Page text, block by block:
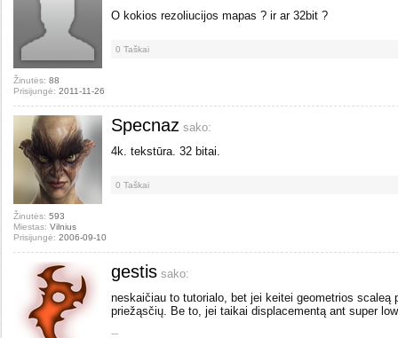
Žinutės: 88
Prisijungė: 2011-11-26
O kokios rezoliucijos mapas ? ir ar 32bit ?
0 Taškai
Žinutės: 593
Miestas: Vilnius
Prisijungė: 2006-09-10
Specnaz sako:
4k. tekstūra. 32 bitai.
0 Taškai
gestis sako:
neskaičiau to tutorialo, bet jei keitei geometrios scaleą
priežąsčių. Be to, jei taikai displacementą ant super
--